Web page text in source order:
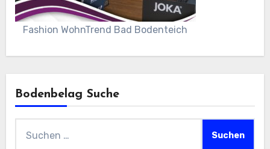
Fashion WohnTrend Bad Bodenteich
Bodenbelag Suche
nach: